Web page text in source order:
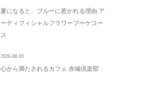
夏になると、ブルーに惹かれる理由 ア
ーティフィシャルフラワーブーケコー
ス
2026.08.03
心から満たされるカフェ 赤城倶楽部